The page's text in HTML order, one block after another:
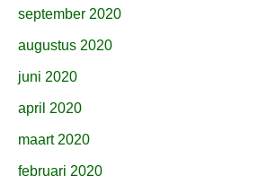
september 2020
augustus 2020
juni 2020
april 2020
maart 2020
februari 2020